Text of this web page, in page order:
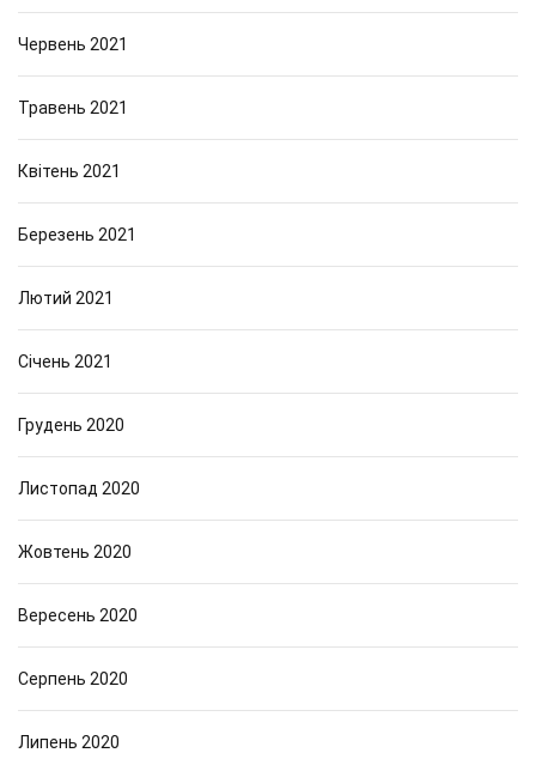
Червень 2021
Травень 2021
Квітень 2021
Березень 2021
Лютий 2021
Січень 2021
Грудень 2020
Листопад 2020
Жовтень 2020
Вересень 2020
Серпень 2020
Липень 2020